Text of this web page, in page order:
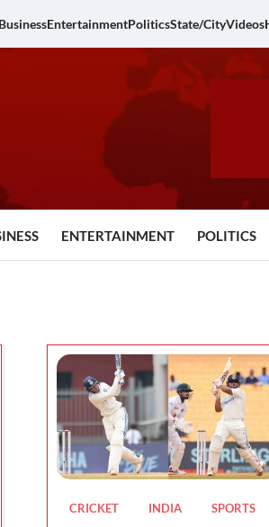
EntertainmentPoliticsState/CityVideos
ENTERTAINMENT POLITICS
CRICKET INDIA SPORTS